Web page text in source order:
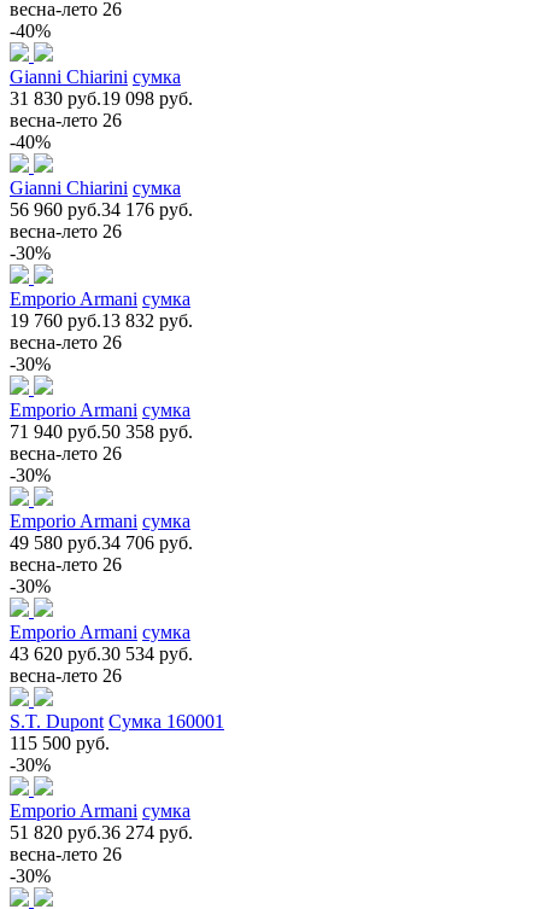
весна-лето 26
-40%
Gianni Chiarini сумка
31 830 руб.19 098 руб.
весна-лето 26
-40%
Gianni Chiarini сумка
56 960 руб.34 176 руб.
весна-лето 26
-30%
Emporio Armani сумка
19 760 руб.13 832 руб.
весна-лето 26
-30%
Emporio Armani сумка
71 940 руб.50 358 руб.
весна-лето 26
-30%
Emporio Armani сумка
49 580 руб.34 706 руб.
весна-лето 26
-30%
Emporio Armani сумка
43 620 руб.30 534 руб.
весна-лето 26
S.T. Dupont Сумка 160001
115 500 руб.
-30%
Emporio Armani сумка
51 820 руб.36 274 руб.
весна-лето 26
-30%